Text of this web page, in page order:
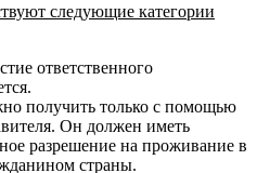
следующие категории
ответственного
получить только с помощью
Он должен иметь
разрешение на проживание в
страны.